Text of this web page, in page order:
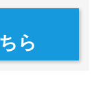
ら